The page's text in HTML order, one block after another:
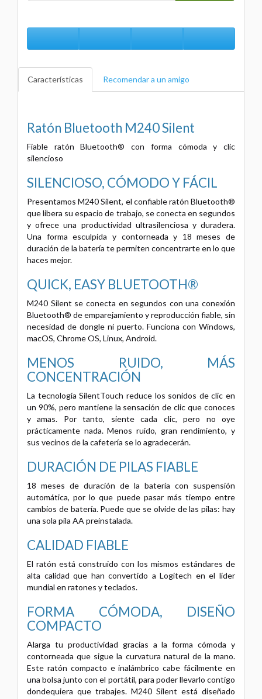
Características Recomendar a un amigo
Ratón Bluetooth M240 Silent
Fiable ratón Bluetooth® con forma cómoda y clic
silencioso
SILENCIOSO, CÓMODO Y FÁCIL
Presentamos M240 Silent, el confiable ratón Bluetooth®
que libera su espacio de trabajo, se conecta en segundos
y ofrece una productividad ultrasilenciosa y duradera.
Una forma esculpida y contorneada y 18 meses de
duración de la batería te permiten concentrarte en lo que
haces mejor.
QUICK, EASY BLUETOOTH®
M240 Silent se conecta en segundos con una conexión
Bluetooth® de emparejamiento y reproducción fiable, sin
necesidad de dongle ni puerto. Funciona con Windows,
macOS, Chrome OS, Linux, Android.
MENOS RUIDO, MÁS
CONCENTRACIÓN
La tecnología SilentTouch reduce los sonidos de clic en
un 90%, pero mantiene la sensación de clic que conoces
y amas. Por tanto, siente cada clic, pero no oye
prácticamente nada. Menos ruido, gran rendimiento, y
sus vecinos de la cafetería se lo agradecerán.
DURACIÓN DE PILAS FIABLE
18 meses de duración de la batería con suspensión
automática, por lo que puede pasar más tiempo entre
cambios de batería. Puede que se olvide de las pilas: hay
una sola pila AA preinstalada.
CALIDAD FIABLE
El ratón está construido con los mismos estándares de
alta calidad que han convertido a Logitech en el líder
mundial en ratones y teclados.
FORMA CÓMODA, DISEÑO
COMPACTO
Alarga tu productividad gracias a la forma cómoda y
contorneada que sigue la curvatura natural de la mano.
Este ratón compacto e inalámbrico cabe fácilmente en
una bolsa junto con el portátil, para poder llevarlo contigo
dondequiera que trabajes. M240 Silent está diseñado